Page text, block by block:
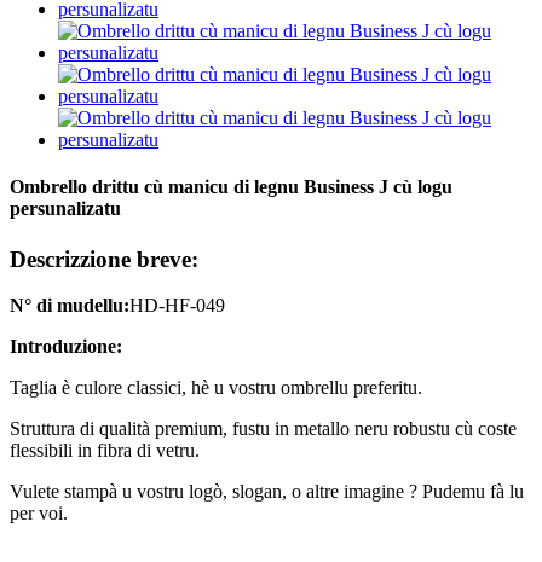
Ombrello drittu cù manicu di legnu Business J cù logu
persunalizatu
Descrizzione breve:
N° di mudellu:HD-HF-049
Introduzione:
Taglia è culore classici, hè u vostru ombrellu preferitu.
Struttura di qualità premium, fustu in metallo neru robustu cù coste
flessibili in fibra di vetru.
Vulete stampà u vostru logò, slogan, o altre imagine ? Pudemu fà lu
per voi.